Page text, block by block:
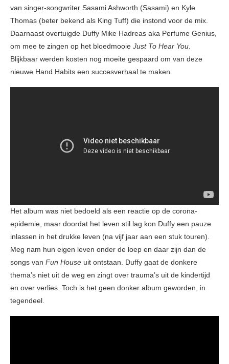
van singer-songwriter Sasami Ashworth (Sasami) en Kyle
Thomas (beter bekend als King Tuff) die instond voor de mix.
Daarnaast overtuigde Duffy Mike Hadreas aka Perfume Genius,
om mee te zingen op het bloedmooie Just To Hear You.
Blijkbaar werden kosten nog moeite gespaard om van deze
nieuwe Hand Habits een succesverhaal te maken.
Het album was niet bedoeld als een reactie op de corona-
epidemie, maar doordat het leven stil lag kon Duffy een pauze
inlassen in het drukke leven (na vijf jaar aan een stuk touren).
Meg nam hun eigen leven onder de loep en daar zijn dan de
songs van Fun House uit ontstaan. Duffy gaat de donkere
thema’s niet uit de weg en zingt over trauma’s uit de kindertijd
en over verlies. Toch is het geen donker album geworden, in
tegendeel.